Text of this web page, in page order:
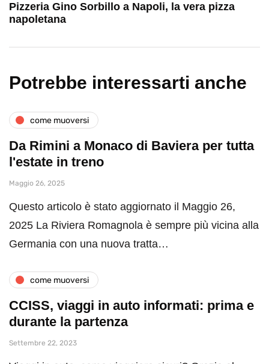
Pizzeria Gino Sorbillo a Napoli, la vera pizza
napoletana
Potrebbe interessarti anche
come muoversi
Da Rimini a Monaco di Baviera per tutta
l'estate in treno
Maggio 26, 2025
Questo articolo è stato aggiornato il Maggio 26,
2025 La Riviera Romagnola è sempre più vicina alla
Germania con una nuova tratta…
come muoversi
CCISS, viaggi in auto informati: prima e
durante la partenza
Settembre 22, 2023